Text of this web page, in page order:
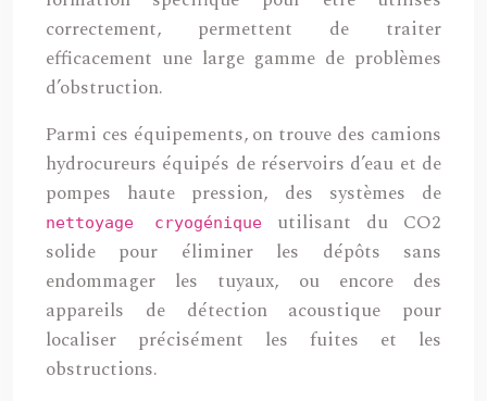
correctement, permettent de traiter
efficacement une large gamme de problèmes
d’obstruction.
Parmi ces équipements, on trouve des camions
hydrocureurs équipés de réservoirs d’eau et de
pompes haute pression, des systèmes de
nettoyage cryogénique
utilisant du CO2
solide pour éliminer les dépôts sans
endommager les tuyaux, ou encore des
appareils de détection acoustique pour
localiser précisément les fuites et les
obstructions.